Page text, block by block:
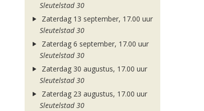
Sleutelstad 30
Zaterdag 13 september, 17.00 uur
Sleutelstad 30
Zaterdag 6 september, 17.00 uur
Sleutelstad 30
Zaterdag 30 augustus, 17.00 uur
Sleutelstad 30
Zaterdag 23 augustus, 17.00 uur
Sleutelstad 30